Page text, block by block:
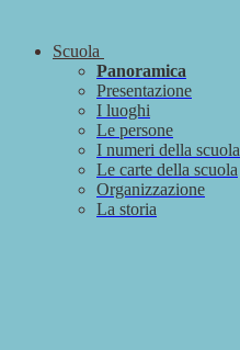
Scuola
Panoramica
Presentazione
I luoghi
Le persone
I numeri della scuola
Le carte della scuola
Organizzazione
La storia